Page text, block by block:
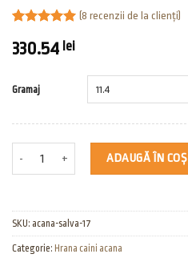
5.00din 5
la clienți
(8 recenzii de la clienți)
330.54 lei
Gramaj
Cantitate Acana Light And FitADAUGĂ ÎN COȘ
SKU: acana-salva-17
Categorie: Hrana caini acana